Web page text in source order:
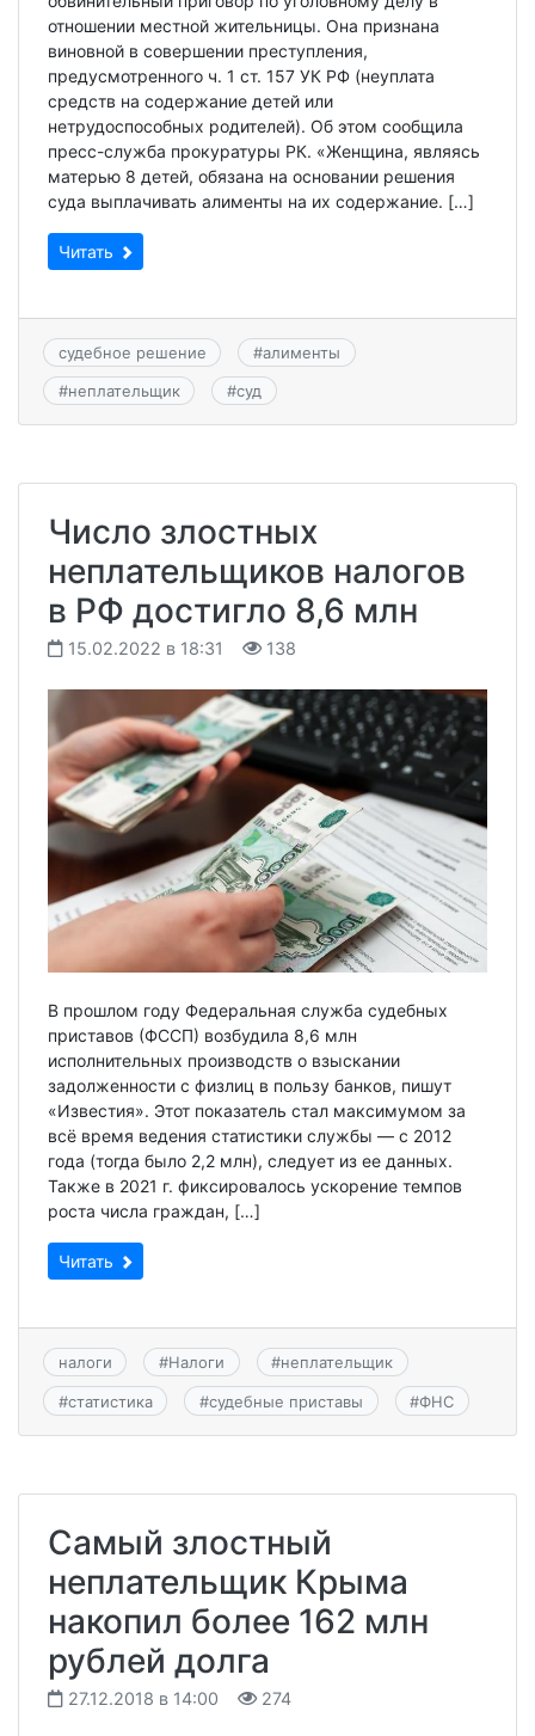
отношении местной жительницы. Она признана
виновной в совершении преступления,
предусмотренного ч. 1 ст. 157 УК РФ (неуплата
средств на содержание детей или
нетрудоспособных родителей). Об этом сообщила
пресс-служба прокуратуры РК. «Женщина, являясь
матерью 8 детей, обязана на основании решения
суда выплачивать алименты на их содержание. […]
Читать
судебное решение #алименты
#неплательщик #суд
Число злостных
неплательщиков налогов
в РФ достигло 8,6 млн
15.02.2022 в 18:31 138
В прошлом году Федеральная служба судебных
приставов (ФССП) возбудила 8,6 млн
исполнительных производств о взыскании
задолженности с физлиц в пользу банков, пишут
«Известия». Этот показатель стал максимумом за
всё время ведения статистики службы — с 2012
года (тогда было 2,2 млн), следует из ее данных.
Также в 2021 г. фиксировалось ускорение темпов
роста числа граждан, […]
Читать
налоги #Налоги #неплательщик
#статистика #судебные приставы #ФНС
Самый злостный
неплательщик Крыма
накопил более 162 млн
рублей долга
27.12.2018 в 14:00 274